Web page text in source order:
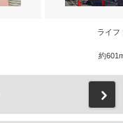
ライフ
約